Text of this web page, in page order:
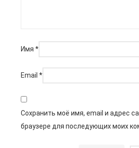
Имя *
Email *
Сохранить моё имя, email и адрес
браузере для последующих моих